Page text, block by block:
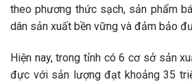
theo phương thức sạch, sản phẩm
dân sản xuất bền vững và đảm bảo
Hiện nay, trong tỉnh có 6 cơ sở sản
đực với sản lượng đạt khoảng 35